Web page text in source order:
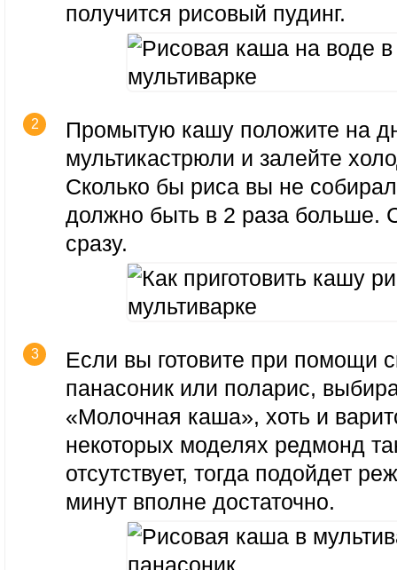
получится рисовый пудинг.
Промытую кашу положите на
мультикастрюли и залейте
Сколько бы риса вы не
должно быть в 2 раза больше.
сразу.
Если вы готовите при помощи
панасоник или поларис,
«Молочная каша», хоть и
некоторых моделях редмонд
отсутствует, тогда подойдет
минут вполне достаточно.